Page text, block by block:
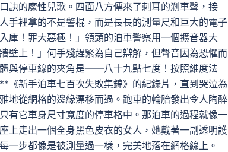
訣的魔性兒歌。四面八方傳來了刺耳的剎車聲，接
手裡拿的不是警棍，而是長長的測量尺和巨大的電子
庫！罪大惡極！」領頭的泊車警察用一個擴音器大
壁上！」何手殘趕緊為自己辯解，但聲音因為恐懼而
與停車線的夾角是——八十九點七度！按照維度法
《新手泊車七百次失敗集錦》的紀錄片，直到哭泣為
地從網格的邊緣漂移而過。跑車的輪胎發出令人陶醉
有它車身尺寸寬度的停車格中。那泊車的過程就像一
上走出一個全身黑色皮衣的女人，她戴著一副透明護
一步都像是被測量過一樣，完美地落在網格線上。